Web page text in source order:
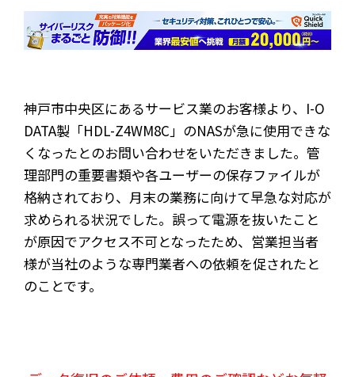
神戸市中央区にあるサービス業のお客様より、I-O
DATA製「HDL-Z4WM8C」のNASが急に使用できな
くなったとのお問い合わせをいただきました。管
理部門の重要書類や各ユーザーの保存ファイルが
格納されており、月末の業務に向けて早急な対応が
求められる状況でした。誤って電源を抜いたこと
が原因でアクセス不可となったため、営業担当者
様が当社のような専門業者への依頼を促されたと
のことです。